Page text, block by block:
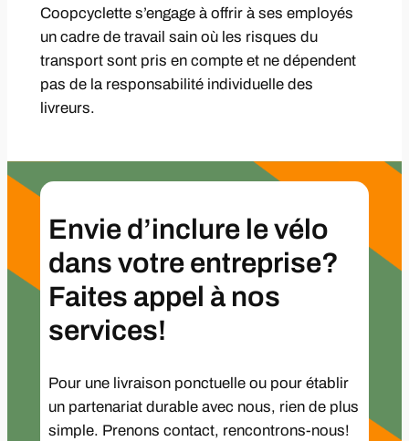
Coopcyclette s’engage à offrir à ses employés
un cadre de travail sain où les risques du
transport sont pris en compte et ne dépendent
pas de la responsabilité individuelle des
livreurs.
Envie d’inclure le vélo
dans votre entreprise?
Faites appel à nos
services!
Pour une livraison ponctuelle ou pour établir
un partenariat durable avec nous, rien de plus
simple. Prenons contact, rencontrons-nous!